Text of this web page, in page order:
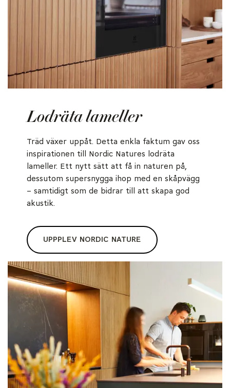
Lodräta lameller
Träd växer uppåt. Detta enkla faktum gav oss
inspirationen till Nordic Natures lodräta
lameller. Ett nytt sätt att få in naturen på,
dessutom supersnygga ihop med en skåpvägg
– samtidigt som de bidrar till att skapa god
akustik.
UPPPLEV NORDIC NATURE